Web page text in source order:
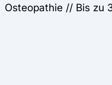
Osteopathie // Bis zu